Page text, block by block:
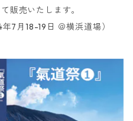
販売いたします。
7月18-19日 ＠横浜道場）